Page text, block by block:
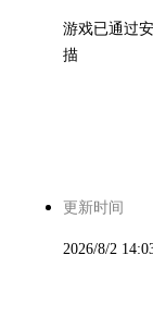
游戏已通过
描
更新时间
2026/8/2